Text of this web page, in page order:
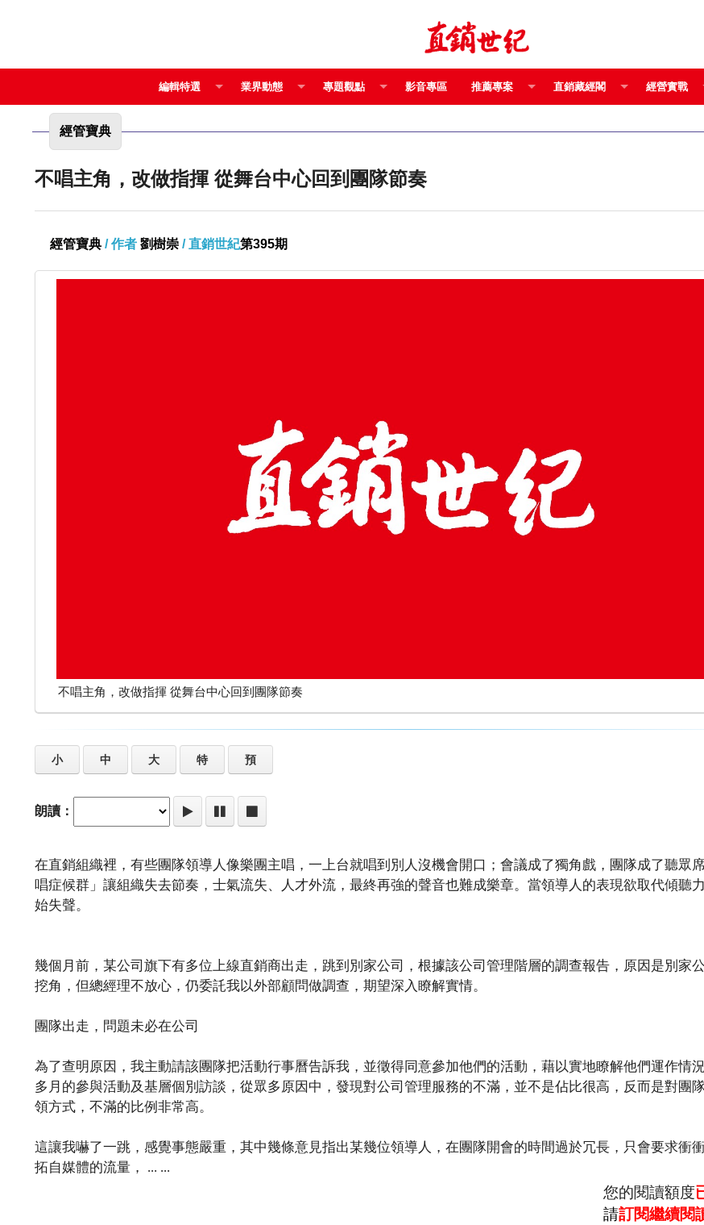
編輯特選 業界動態 專題觀點 影音專區 推薦專案 直銷藏經閣 經營實戰
經管寶典
不唱主角，改做指揮 從舞台中心回到團隊節奏
經管寶典 / 作者 劉樹崇 / 直銷世紀第395期
不唱主角，改做指揮 從舞台中心回到團隊節奏
小 中 大 特 預
朗讀：
在直銷組織裡，有些團隊領導人像樂團主唱，一上台就唱到別人沒機會開口；會議成了獨角戲，團隊成了聽眾
唱症候群」讓組織失去節奏，士氣流失、人才外流，最終再強的聲音也難成樂章。當領導人的表現欲取代傾聽
始失聲。
幾個月前，某公司旗下有多位上線直銷商出走，跳到別家公司，根據該公司管理階層的調查報告，原因是別家
挖角，但總經理不放心，仍委託我以外部顧問做調查，期望深入瞭解實情。
團隊出走，問題未必在公司
為了查明原因，我主動請該團隊把活動行事曆告訴我，並徵得同意參加他們的活動，藉以實地瞭解他們運作情
多月的參與活動及基層個別訪談，從眾多原因中，發現對公司管理服務的不滿，並不是佔比很高，反而是對團
領方式，不滿的比例非常高。
這讓我嚇了一跳，感覺事態嚴重，其中幾條意見指出某幾位領導人，在團隊開會的時間過於冗長，只會要求衝
拓自媒體的流量， ... ...
您的閱讀額度
請訂閱繼續閱